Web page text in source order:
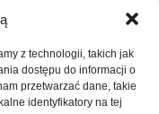
z technologii, takich jak
dostępu do informacji o
przetwarzać dane, takie
identyfikatory na tej